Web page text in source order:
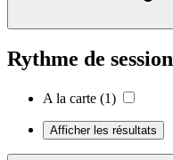
Rythme de session
A la carte (1)
Afficher les résultats